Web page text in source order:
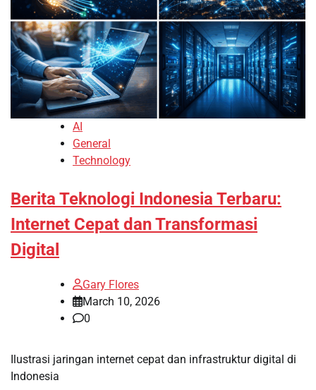
AI
General
Technology
Berita Teknologi Indonesia Terbaru:
Internet Cepat dan Transformasi
Digital
Gary Flores
March 10, 2026
0
Ilustrasi jaringan internet cepat dan infrastruktur digital di
Indonesia